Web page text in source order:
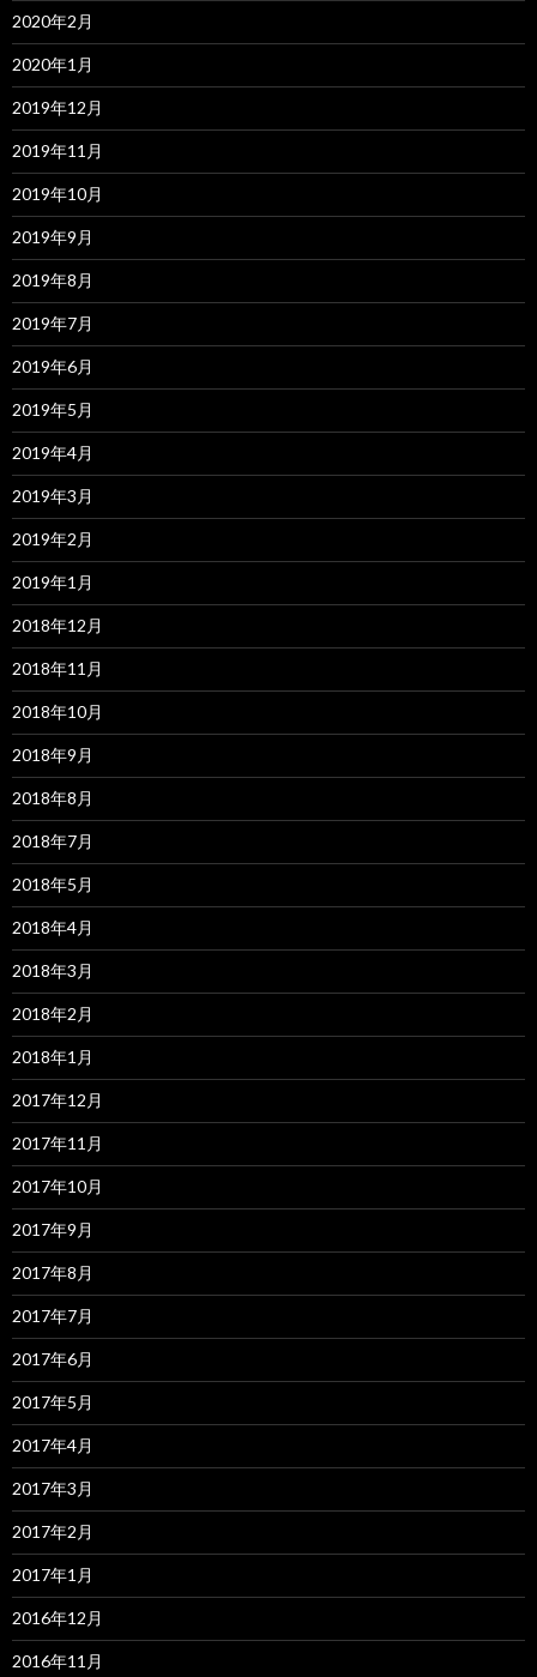
2020年2月
2020年1月
2019年12月
2019年11月
2019年10月
2019年9月
2019年8月
2019年7月
2019年6月
2019年5月
2019年4月
2019年3月
2019年2月
2019年1月
2018年12月
2018年11月
2018年10月
2018年9月
2018年8月
2018年7月
2018年5月
2018年4月
2018年3月
2018年2月
2018年1月
2017年12月
2017年11月
2017年10月
2017年9月
2017年8月
2017年7月
2017年6月
2017年5月
2017年4月
2017年3月
2017年2月
2017年1月
2016年12月
2016年11月